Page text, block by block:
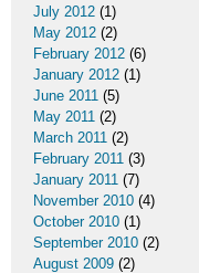
July 2012 (1)
May 2012 (2)
February 2012 (6)
January 2012 (1)
June 2011 (5)
May 2011 (2)
March 2011 (2)
February 2011 (3)
January 2011 (7)
November 2010 (4)
October 2010 (1)
September 2010 (2)
August 2009 (2)